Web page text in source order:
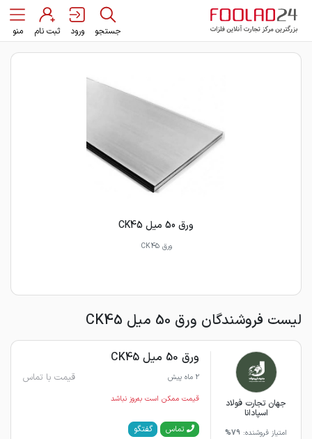
جستجو ورود ثبت نام منو
ورق 50 میل CK45
ورق CK45
لیست فروشندگان ورق 50 میل CK45
جهان تجارت فولاد
اسپادانا
امتیاز فروشنده: 79%
ورق 50 میل CK45
2 ماه پیش قیمت با تماس
قیمت ممکن است به‌روز نباشد
تماس گفتگو